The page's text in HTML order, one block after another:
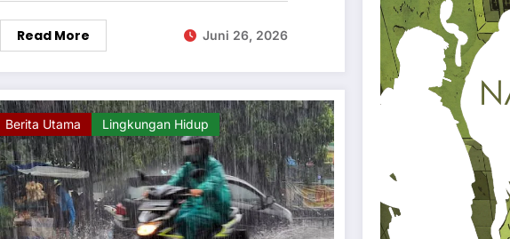
Read More Juni 26, 2026
Berita Utama Lingkungan Hidup